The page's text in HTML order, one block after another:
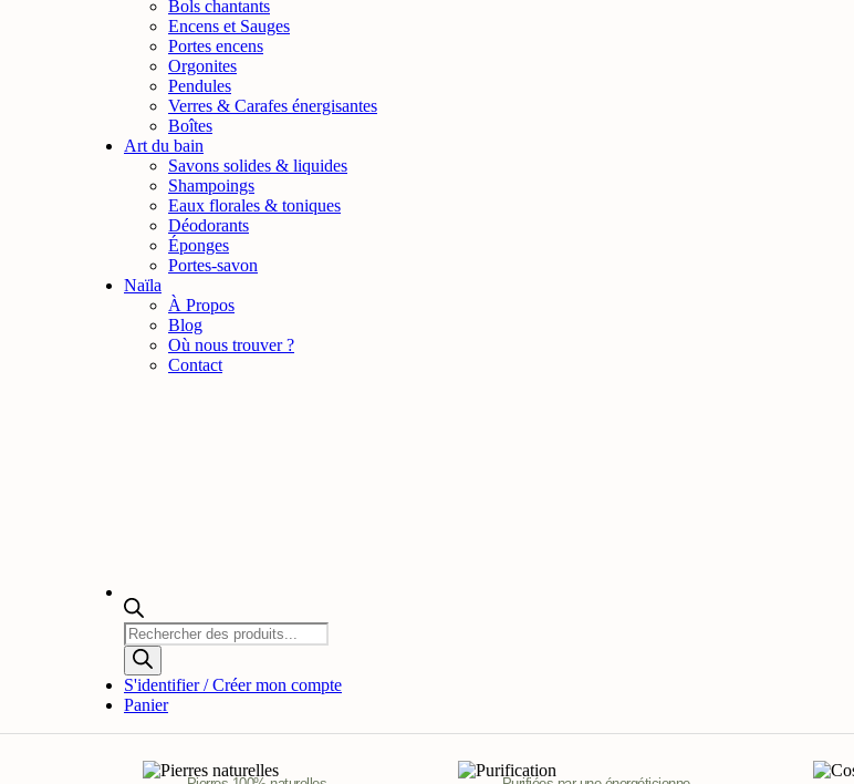
Bols chantants
Encens et Sauges
Portes encens
Orgonites
Pendules
Verres & Carafes énergisantes
Boîtes
Art du bain
Savons solides & liquides
Shampoings
Eaux florales & toniques
Déodorants
Éponges
Portes-savon
Naïla
À Propos
Blog
Où nous trouver ?
Contact
Recherche
de
produits
S'identifier / Créer mon compte
Panier